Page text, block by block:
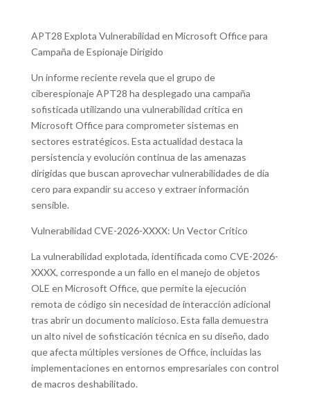
APT28 Explota Vulnerabilidad en Microsoft Office para
Campaña de Espionaje Dirigido
Un informe reciente revela que el grupo de
ciberespionaje APT28 ha desplegado una campaña
sofisticada utilizando una vulnerabilidad crítica en
Microsoft Office para comprometer sistemas en
sectores estratégicos. Esta actualidad destaca la
persistencia y evolución continua de las amenazas
dirigidas que buscan aprovechar vulnerabilidades de día
cero para expandir su acceso y extraer información
sensible.
Vulnerabilidad CVE-2026-XXXX: Un Vector Crítico
La vulnerabilidad explotada, identificada como CVE-2026-
XXXX, corresponde a un fallo en el manejo de objetos
OLE en Microsoft Office, que permite la ejecución
remota de código sin necesidad de interacción adicional
tras abrir un documento malicioso. Esta falla demuestra
un alto nivel de sofisticación técnica en su diseño, dado
que afecta múltiples versiones de Office, incluidas las
implementaciones en entornos empresariales con control
de macros deshabilitado.